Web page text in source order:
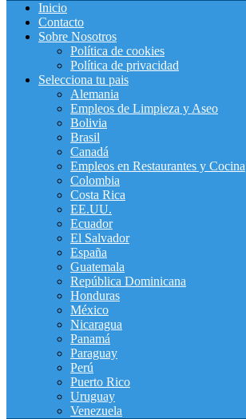
Inicio
Contacto
Sobre Nosotros
Política de cookies
Política de privacidad
Selecciona tu pais
Alemania
Empleos de Limpieza y Aseo
Bolivia
Brasil
Canadá
Empleos en Restaurantes y Cocina
Colombia
Costa Rica
EE.UU.
Ecuador
El Salvador
España
Guatemala
República Dominicana
Honduras
México
Nicaragua
Panamá
Paraguay
Perú
Puerto Rico
Uruguay
Venezuela